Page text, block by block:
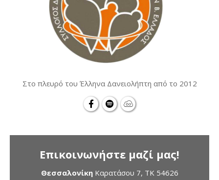
Στο πλευρό του Έλληνα Δανειολήπτη από το 2012
Επικοινωνήστε μαζί μας!
ΘεσσαλονίκηΚαρατάσου 7, TK 54626